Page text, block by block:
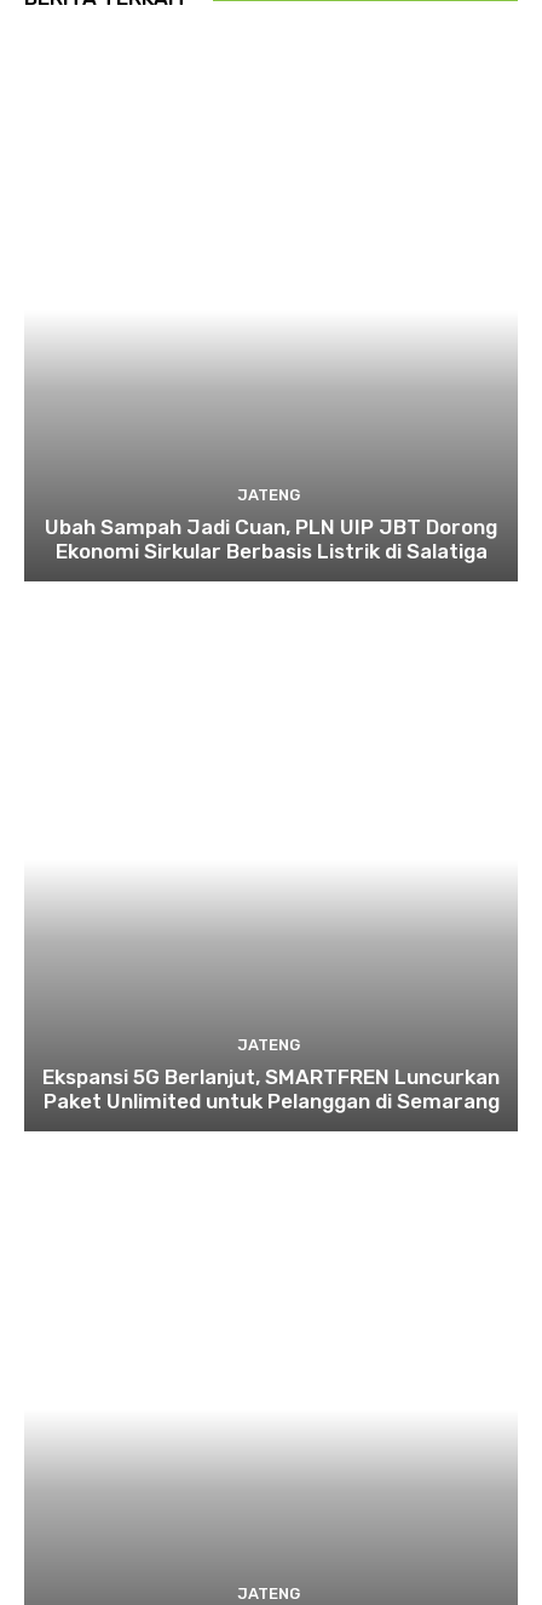
JATENG
Ubah Sampah Jadi Cuan, PLN UIP JBT Dorong
Ekonomi Sirkular Berbasis Listrik di Salatiga
JATENG
Ekspansi 5G Berlanjut, SMARTFREN Luncurkan
Paket Unlimited untuk Pelanggan di Semarang
JATENG